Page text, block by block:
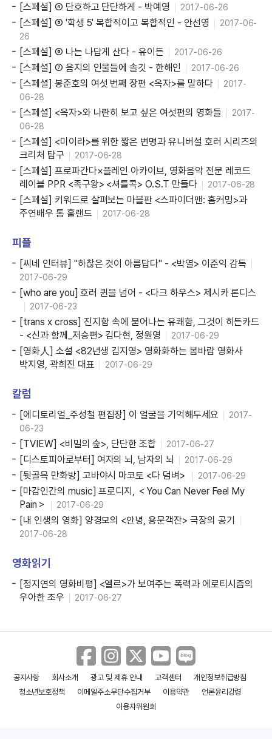
[스페셜] ④ 단호하고 단단하게 - 박예영 2017-06-26
[스페셜] ⑤ '학생 5' 복합적이고 복합적인 - 안선영
2017-06-
26
[스페셜] ⑥ 나는 나답게 산다 - 유이든 2017-06-26
[스페셜] ⑦ 음지의 인물들에 솔깃 - 한해인 2017-06-26
[스페셜] 봉준호의 여섯 번째 장편 <옥자>를 말하다
2017-
06-28
[스페셜] <옥자>와 나란히 보고 싶은 여섯편의 영화들
2017-
06-28
[스페셜] <미이라>를 위한 짧은 변명과 유니버설 호러 시리즈의
크리처 탐구
2017-06-28
[스페셜] 프로파간다×플레인 아카이브, 영화음악 전문 레코드
레이블 PPR <족구왕> <셔틀콕> O.S.T 만들다
2017-06-28
[스페셜] 키워드로 살펴보는 마블판 <스파이더맨: 홈커밍>과
주연배우 톰 홀랜드
2017-06-28
피플
[씨네 인터뷰] "하찮은 것이 아름답다" - <박열> 이준익 감독
2017-06-29
[who are you] 호러 퀸을 넘어 - <다크 하우스> 제시카 론디스
2017-06-23
[trans x cross] 진지함 속에 묻어나는 유쾌함, 그것이 히든카드
- <신과 함께_저승편> 김다현, 정원영
2017-06-29
[영화人] 소설 <82년생 김지영> 영화화하는 봄바람 영화사
박지영, 곽희진 대표
2017-06-29
칼럼
[에디토리얼_주성철 편집장] 이 얼굴을 기억해두세요
2017-
06-23
[TVIEW] <비밀의 숲>, 단단한 조합 2017-06-27
[디스토피아로부터] 여자의 뇌, 남자의 뇌 2017-06-29
[뒷골목 만화방] 고바야시 마코토 <다 덤벼> 2017-06-29
[마감인간의 music] 프로디지, ＜You Can Never Feel My
Pain＞
2017-06-29
[내 인생의 영화] 양경모의 <안녕, 용문객잔> 극장의 공기
2017-06-28
영화읽기
[정지연의 영화비평] <엘르>가 보여주는 폭력과 에로티시즘의
우아한 조우
2017-06-27
공지사항 회사소개 광고 및 제휴 안내 고객센터
개인정보취급방침
청소년보호정책
이메일주소무단수집거부 이용약관
언론윤리강령
이용자위원회